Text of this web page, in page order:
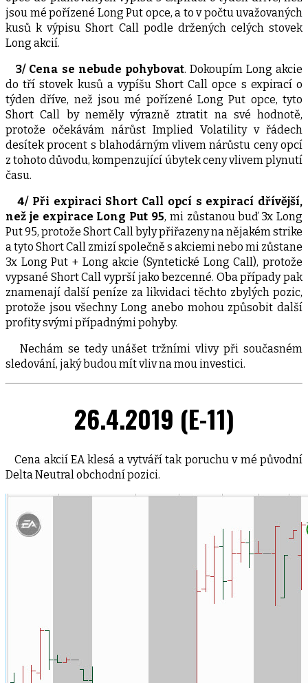
jsou mé pořízené Long Put opce, a to v počtu uvažovaných
kusů k výpisu Short Call podle držených celých stovek
Long akcií.
3/ Cena se nebude pohybovat. Dokoupím Long akcie
do tří stovek kusů a vypíšu Short Call opce s expirací o
týden dříve, než jsou mé pořízené Long Put opce, tyto
Short Call by neměly výrazně ztratit na své hodnotě,
protože očekávám nárůst Implied Volatility v řádech
desítek procent s blahodárným vlivem nárůstu ceny opcí
z tohoto důvodu, kompenzující úbytek ceny vlivem plynutí
času.
4/ Při expiraci Short Call opcí s expirací dřívější,
než je expirace Long Put 95, mi zůstanou buď 3x Long
Put 95, protože Short Call byly přiřazeny na nějakém strike
a tyto Short Call zmizí společně s akciemi nebo mi zůstane
3x Long Put + Long akcie (Syntetické Long Call), protože
vypsané Short Call vyprší jako bezcenné. Oba případy pak
znamenají další peníze za likvidaci těchto zbylých pozic,
protože jsou všechny Long anebo mohou způsobit další
profity svými případnými pohyby.
Nechám se tedy unášet tržními vlivy při současném
sledování, jaký budou mít vliv na mou investici.
26.4.2019 (E-11)
Cena akcií EA klesá a vytváří tak poruchu v mé původní
Delta Neutral obchodní pozici.